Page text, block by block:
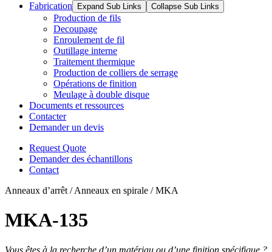
Fabrication
Expand Sub Links Collapse Sub Links
Production de fils
Decoupage
Enroulement de fil
Outillage interne
Traitement thermique
Production de colliers de serrage
Opérations de finition
Meulage à double disque
Documents et ressources
Contacter
Demander un devis
Request Quote
Demander des échantillons
Contact
Anneaux d’arrêt / Anneaux en spirale / MKA
MKA-135
Vous êtes à la recherche d’un matériau ou d’une finition spécifique ?